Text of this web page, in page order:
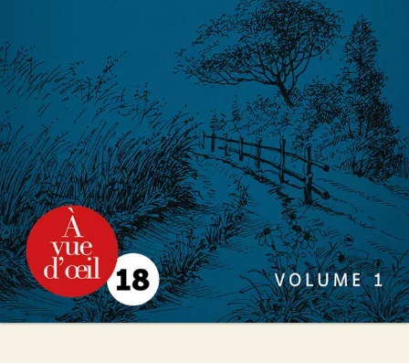
Christian Laborie
46€